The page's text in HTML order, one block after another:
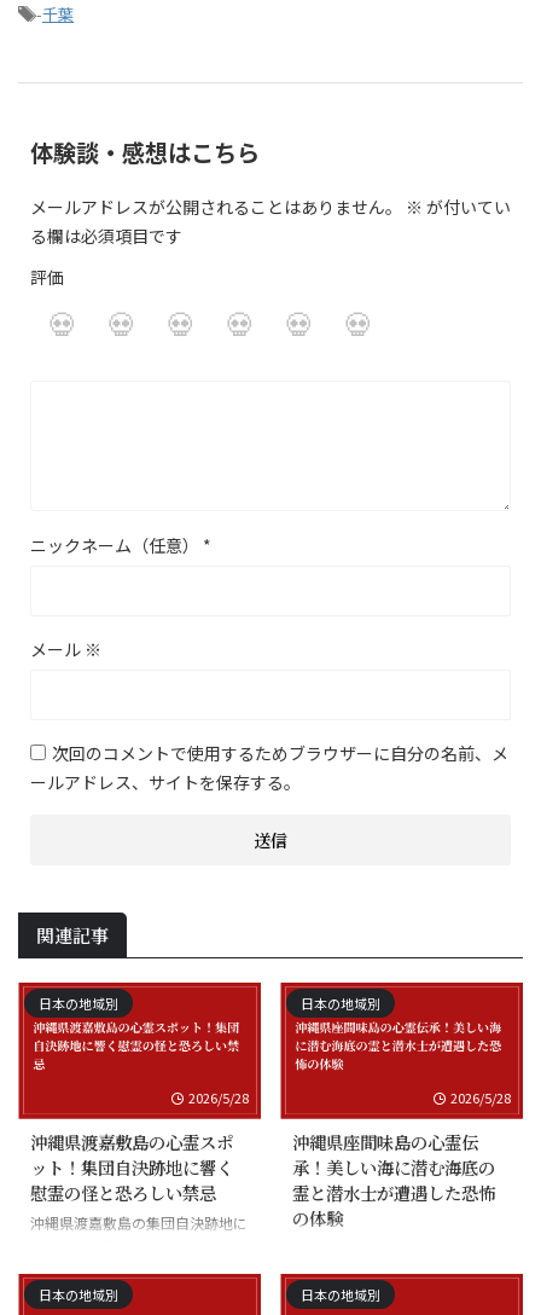
-千葉
体験談・感想はこちら
メールアドレスが公開されることはありません。 ※ が付いてい
る欄は必須項目です
評価
ニックネーム（任意） *
メール ※
次回のコメントで使用するためブラウザーに自分の名前、メ
ールアドレス、サイトを保存する。
関連記事
日本の地域別
2026/5/28
沖縄県渡嘉敷島の心霊スポ
ット！集団自決跡地に響く
慰霊の怪と恐ろしい禁忌
沖縄県渡嘉敷島の集団自決跡地に
日本の地域別
2026/5/28
沖縄県座間味島の心霊伝
承！美しい海に潜む海底の
霊と潜水士が遭遇した恐怖
の体験
士の怪談
日本の地域別 日本の地域別